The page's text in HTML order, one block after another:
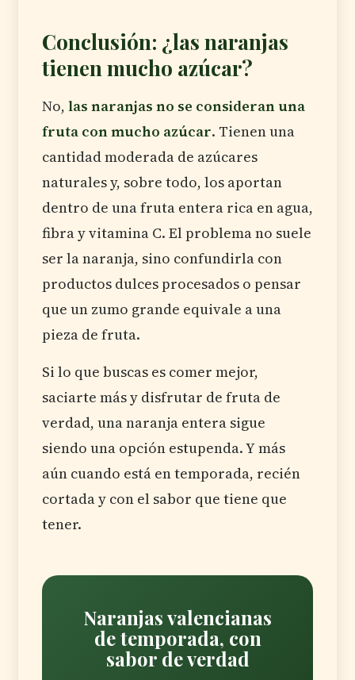
Conclusión: ¿las naranjas
tienen mucho azúcar?
No, las naranjas no se consideran una
fruta con mucho azúcar. Tienen una
cantidad moderada de azúcares
naturales y, sobre todo, los aportan
dentro de una fruta entera rica en agua,
fibra y vitamina C. El problema no suele
ser la naranja, sino confundirla con
productos dulces procesados o pensar
que un zumo grande equivale a una
pieza de fruta.
Si lo que buscas es comer mejor,
saciarte más y disfrutar de fruta de
verdad, una naranja entera sigue
siendo una opción estupenda. Y más
aún cuando está en temporada, recién
cortada y con el sabor que tiene que
tener.
Naranjas valencianas
de temporada, con
sabor de verdad